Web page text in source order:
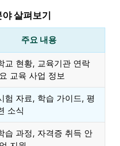
살펴보기
주요 내용
교 현황, 교육기관 연락
교육 사업 정보
험 자료, 학습 가이드, 평
소식
습 과정, 자격증 취득 안